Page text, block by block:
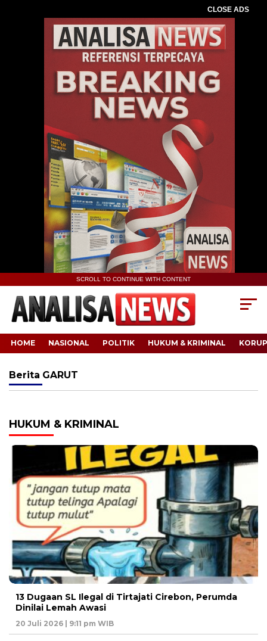
CLOSE ADS
SCROLL TO CONTINUE WITH CONTENT
HOME NASIONAL POLITIK HUKUM & KRIMINAL
Berita GARUT
HUKUM & KRIMINAL
13 Dugaan SL Ilegal di Tirtajati Cirebon, Perumda
Dinilai Lemah Awasi
20 Juli 2026 | 9:11 pm WIB